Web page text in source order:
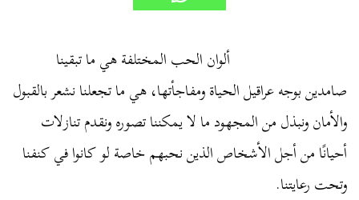
ألوان الحب المختلفة هي ما تبقينا
صامدين بوجه عراقيل الحياة ومفاجأتها، هي ما تجعلنا نشعر بالقبول
والأمان ونبذل من المجهود ما لا يمكننا تصوره ونقدم تنازلات
أحيانًا من أجل الأشخاص الذين نحبهم خاصة لو كانوا في كنفنا
وتحت رعايتنا.